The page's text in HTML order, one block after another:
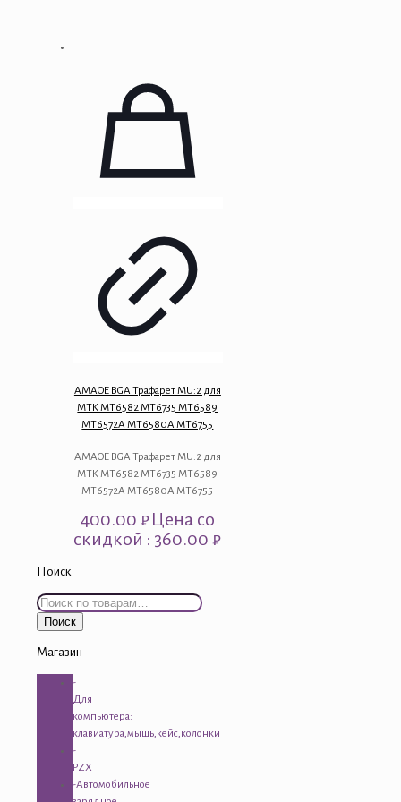
AMAOE BGA Трафарет MU:2 для
MTK MT6582 MT6735 MT6589
MT6572A MT6580A MT6755
AMAOE BGA Трафарет MU:2 для
MTK MT6582 MT6735 MT6589
MT6572A MT6580A MT6755
400.00 ₽Цена со
скидкой : 360.00 ₽
Поиск
Искать:
Поиск
Магазин
-
Для
компьютера:
клавиатура,мышь,кейс,колонки
-
PZX
-Автомобильное